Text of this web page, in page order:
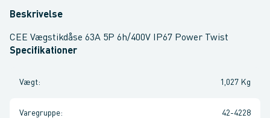
Beskrivelse
CEE Vægstikdåse 63A 5P 6h/400V IP67 Power Twist
Specifikationer
Vægt: 1,027 Kg
Varegruppe: 42-4228